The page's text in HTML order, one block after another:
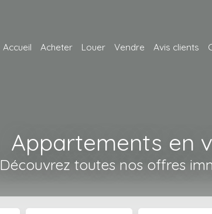
Accueil Acheter Louer Vendre Avis clients
Appartements en
Découvrez toutes nos offres